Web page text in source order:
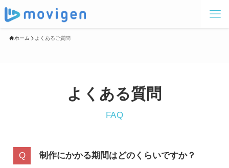
ホーム よくあるご質問
よくある質問
FAQ
制作にかかる期間はどのくらいですか？